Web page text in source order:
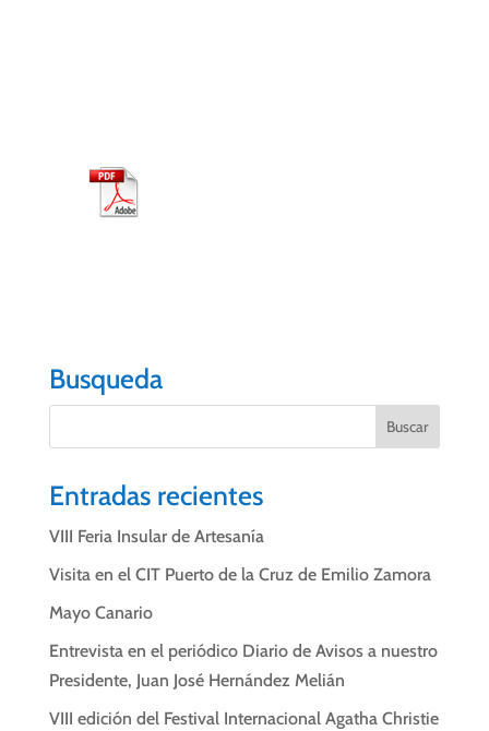
Busqueda
Entradas recientes
VIII Feria Insular de Artesanía
Visita en el CIT Puerto de la Cruz de Emilio Zamora
Mayo Canario
Entrevista en el periódico Diario de Avisos a nuestro
Presidente, Juan José Hernández Melián
VIII edición del Festival Internacional Agatha Christie